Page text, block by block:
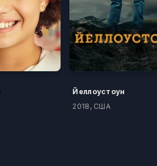
Йеллоустоун
2018, США